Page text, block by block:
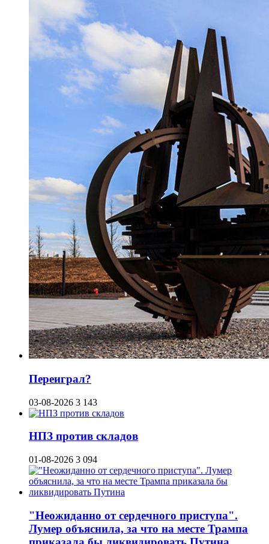
Переиграл?
03-08-2026 3 143
НПЗ против складов
01-08-2026 3 094
"Неожиданно от сердечного приступа".
Лумер объяснила, за что на месте Трампа